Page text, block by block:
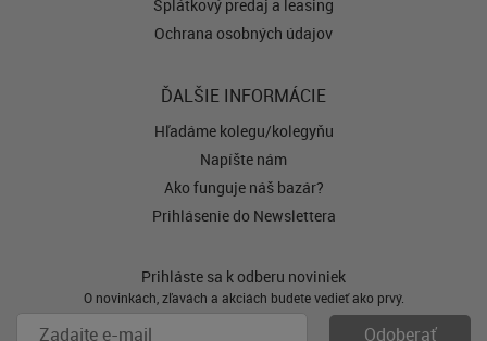
Splátkový predaj a leasing
Ochrana osobných údajov
ĎALŠIE INFORMÁCIE
Hľadáme kolegu/kolegyňu
Napíšte nám
Ako funguje náš bazár?
Prihlásenie do Newslettera
Prihláste sa k odberu noviniek
O novinkách, zľavách a akciách budete vedieť ako prvý.